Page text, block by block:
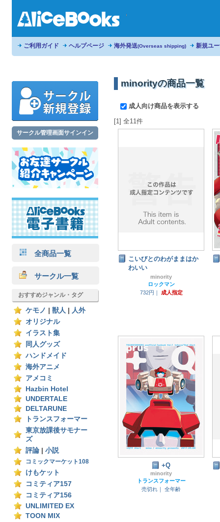
ご利用ガイド ヘルプページ 海外発送(Overseas shipping) 新規ユ
サークル管理画面サインイン
全商品一覧
サークル一覧
おすすめジャンル・タグ
ケモノ 獣人
人外
オリジナル
イラスト集
同人グッズ
ハンドメイド
海外アニメ
アメコミ
Hazbin Hotel
UNDERTALE
DELTARUNE
トランスフォーマー
東京放課後サモナー
ズ
評論
小説
コミックマーケット108
けもケット
コミティア157
コミティア156
UNLIMITED EX
TOON MIX
minorityの商品一覧
成人向け商品を表示する
[1] 全11件
こいびとのわがままはか
わいい
minority
ロックマン
732円｜
成人指定
+Q
minority
トランスフォーマー
売切れ｜
全年齢